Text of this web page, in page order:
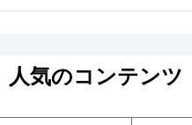
人気のコンテンツ